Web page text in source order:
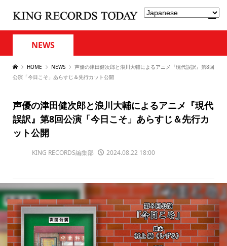
NEWS
HOME NEWS
声優の津田健次郎と浪川大輔によるアニメ『現代誤訳』第8回
公演「今日こそ」あらすじ＆先行カット公開
声優の津田健次郎と浪川大輔によるアニメ『現代
誤訳』第8回公演「今日こそ」あらすじ＆先行カ
ット公開
KING RECORDS編集部 2024.08.22 18:00